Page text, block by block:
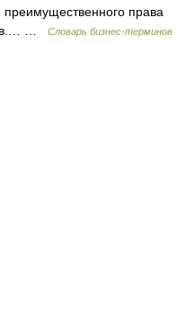
права
…
Словарь бизнес-терминов